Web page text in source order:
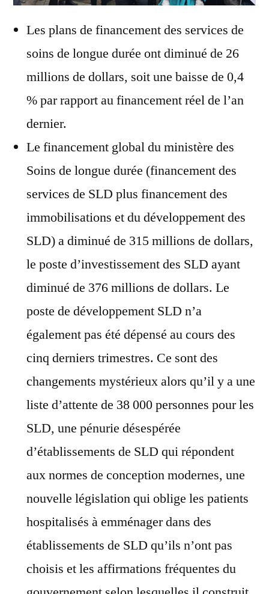
Les plans de financement des services de
soins de longue durée ont diminué de 26
millions de dollars, soit une baisse de 0,4
% par rapport au financement réel de l’an
dernier.
Le financement global du ministère des
Soins de longue durée (financement des
services de SLD plus financement des
immobilisations et du développement des
SLD) a diminué de 315 millions de dollars,
le poste d’investissement des SLD ayant
diminué de 376 millions de dollars. Le
poste de développement SLD n’a
également pas été dépensé au cours des
cinq derniers trimestres. Ce sont des
changements mystérieux alors qu’il y a une
liste d’attente de 38 000 personnes pour les
SLD, une pénurie désespérée
d’établissements de SLD qui répondent
aux normes de conception modernes, une
nouvelle législation qui oblige les patients
hospitalisés à emménager dans des
établissements de SLD qu’ils n’ont pas
choisis et les affirmations fréquentes du